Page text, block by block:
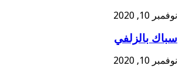
نوفمبر 10, 2020
سباك بالزلفي
نوفمبر 10, 2020